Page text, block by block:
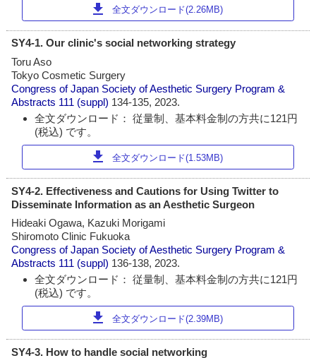
download 全文ダウンロード(2.26MB)
SY4-1. Our clinic's social networking strategy
Toru Aso
Tokyo Cosmetic Surgery
Congress of Japan Society of Aesthetic Surgery Program &
Abstracts 111 (suppl) 134-135, 2023.
全文ダウンロード： 従量制、基本料金制の方共に121円
(税込) です。
download 全文ダウンロード(1.53MB)
SY4-2. Effectiveness and Cautions for Using Twitter to
Disseminate Information as an Aesthetic Surgeon
Hideaki Ogawa, Kazuki Morigami
Shiromoto Clinic Fukuoka
Congress of Japan Society of Aesthetic Surgery Program &
Abstracts 111 (suppl) 136-138, 2023.
全文ダウンロード： 従量制、基本料金制の方共に121円
(税込) です。
download 全文ダウンロード(2.39MB)
SY4-3. How to handle social networking